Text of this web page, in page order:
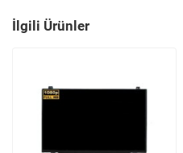
İlgili Ürünler